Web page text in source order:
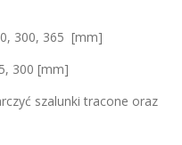
300, 365 [mm]
300 [mm]
szalunki tracone oraz